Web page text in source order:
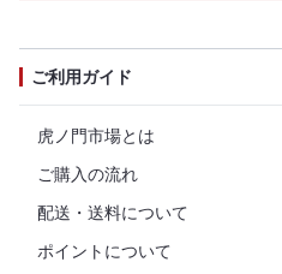
ご利用ガイド
虎ノ門市場とは
ご購入の流れ
配送・送料について
ポイントについて